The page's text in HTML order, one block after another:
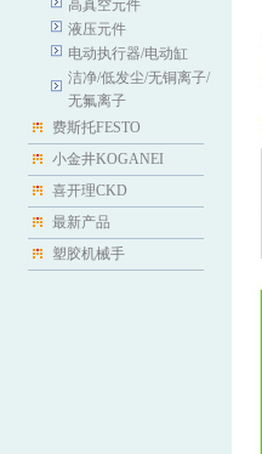
高真空元件
液压元件
电动执行器/电动缸
洁净/低发尘/无铜离子/
无氟离子
费斯托FESTO
小金井KOGANEI
喜开理CKD
最新产品
塑胶机械手